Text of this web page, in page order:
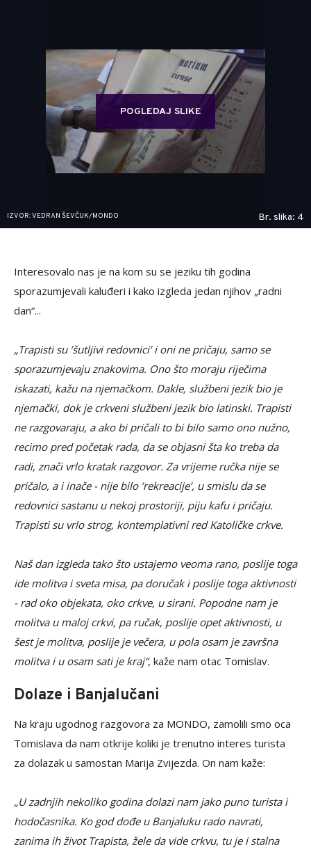
POGLEDAJ SLIKE
IZVOR: VEDRAN ŠEVČUK/MONDO Br. slika: 4
Interesovalo nas je na kom su se jeziku tih godina
sporazumjevali kaluđeri i kako izgleda jedan njihov „radni
dan“...
„Trapisti su ’šutljivi redovnici’ i oni ne pričaju, samo se
sporazumjevaju znakovima. Ono što moraju riječima
iskazati, kažu na njemačkom. Dakle, službeni jezik bio je
njemački, dok je crkveni službeni jezik bio latinski. Trapisti
ne razgovaraju, a ako bi pričali to bi bilo samo ono nužno,
recimo pred početak rada, da se objasni šta ko treba da
radi, znači vrlo kratak razgovor. Za vrijeme ručka nije se
pričalo, a i inače - nije bilo ’rekreacije’, u smislu da se
redovnici sastanu u nekoj prostoriji, piju kafu i pričaju.
Trapisti su vrlo strog, kontemplativni red Katoličke crkve.
Naš dan izgleda tako što ustajemo veoma rano, poslije toga
ide molitva i sveta misa, pa doručak i poslije toga aktivnosti
- rad oko objekata, oko crkve, u sirani. Popodne nam je
molitva u maloj crkvi, pa ručak, poslije opet aktivnosti, u
šest je molitva, poslije je večera, u pola osam je završna
molitva i u osam sati je kraj“, kaže nam otac Tomislav.
Dolaze i Banjalučani
Na kraju ugodnog razgovora za MONDO, zamolili smo oca
Tomislava da nam otkrije koliki je trenutno interes turista
za dolazak u samostan Marija Zvijezda. On nam kaže:
„U zadnjih nekoliko godina dolazi nam jako puno turista i
hodočasnika. Ko god dođe u Banjaluku rado navrati,
zanima ih život Trapista, žele da vide crkvu, tu je i stalna